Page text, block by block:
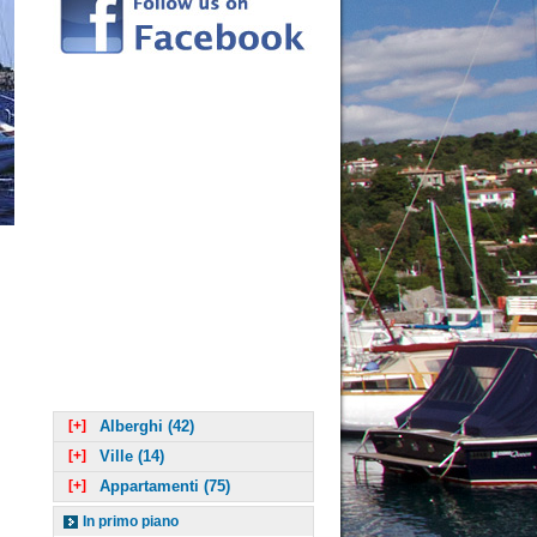
[+] Alberghi (42)
[+] Ville (14)
[+] Appartamenti (75)
In primo piano